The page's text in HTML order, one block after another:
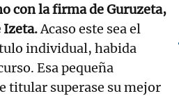
con la firma de Guruzeta,
Izeta.Acaso este sea el
individual, habida
Esa pequeña
titular superase su mejor